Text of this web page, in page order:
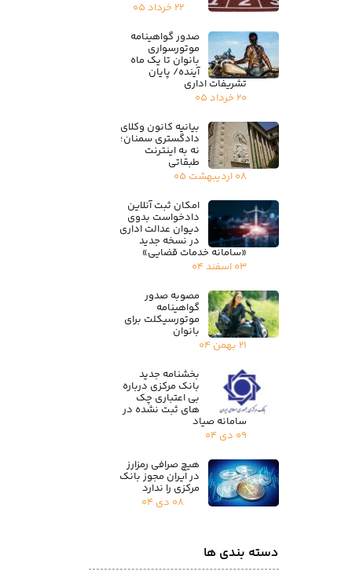
دسته بندی ها
۲۲ خرداد ۰۵
صدور گواهینامه
موتورسواری
بانوان تا یک ماه
آینده/ پایان
تشریفات اداری
۲۰ خرداد ۰۵
بیانیه کانون وکلای
دادگستری سمنان؛
نه به اینترنت
طبقاتی
۰۸ اردیبهشت ۰۵
امکان ثبت آنلاین
دادخواست بدوی
دیوان عدالت اداری
در نسخه جدید
«سامانه خدمات قضایی»
۰۳ اسفند ۰۴
مصوبه صدور
گواهینامه
موتورسیکلت برای
بانوان
۲۱ بهمن ۰۴
بخشنامه جدید
بانک مرکزی درباره
بی اعتباری چک
های ثبت نشده در
سامانه صیاد
۰۹ دی ۰۴
هیچ صرافی رمزارز
در ایران مجوز بانک
مرکزی را ندارد
۰۸ دی ۰۴